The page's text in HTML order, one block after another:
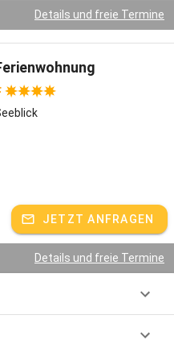
mit Chiemseeblick oder am
Brunnen. Am Lagerfeuerplatz
Sonnenuntergänge und
und jede Menge Action.
Unverändert seit bald
dient die Alm schon als
oder Stamperl, auf der Hütte
wie Käse- und
Details und freie Termine
JETZT ANFRAGEN
Details und freie Termine